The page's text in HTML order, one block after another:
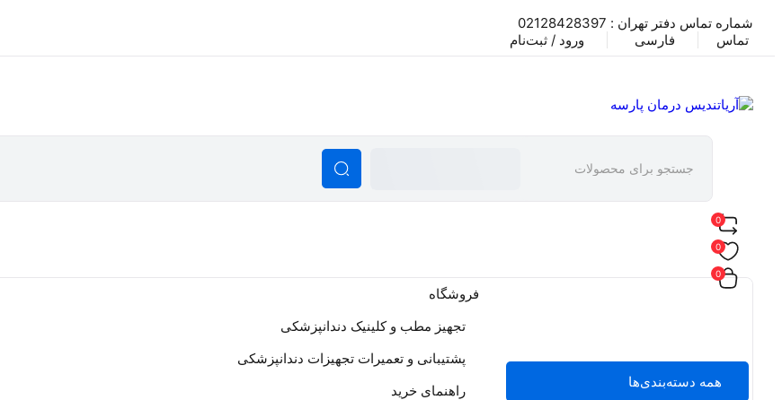
شماره تماس دفتر تهران : 02128428397
تماس
فارسی ورود / ثبت‌نام
0
0
0
همه دسته‌بندی‌ها
فروشگاه
تجهیز مطب و کلینیک دندانپزشکی
پشتیبانی و تعمیرات تجهیزات دندانپزشکی
راهنمای خرید